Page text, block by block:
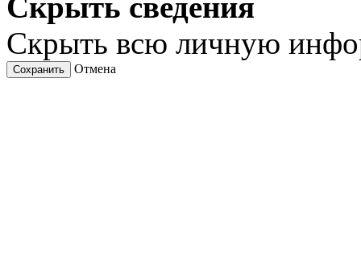
Скрыть сведения
Скрыть всю личную
Сохранить Отмена